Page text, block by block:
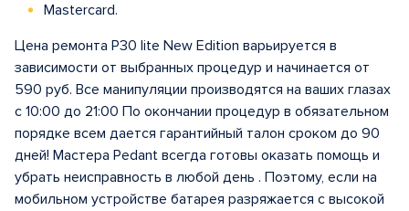
Mastercard.
Цена ремонта P30 lite New Edition варьируется в
зависимости от выбранных процедур и начинается от
590 руб. Все манипуляции производятся на ваших глазах
с 10:00 до 21:00 По окончании процедур в обязательном
порядке всем дается гарантийный талон сроком до 90
дней! Мастера Pedant всегда готовы оказать помощь и
убрать неисправность в любой день . Поэтому, если на
мобильном устройстве батарея разряжается с высокой